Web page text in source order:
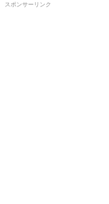
スポンサーリンク